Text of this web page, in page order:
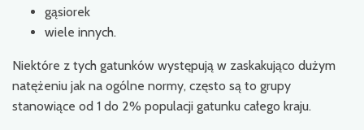
gąsiorek
wiele innych.
Niektóre z tych gatunków występują w zaskakująco dużym
natężeniu jak na ogólne normy, często są to grupy
stanowiące od 1 do 2% populacji gatunku całego kraju.